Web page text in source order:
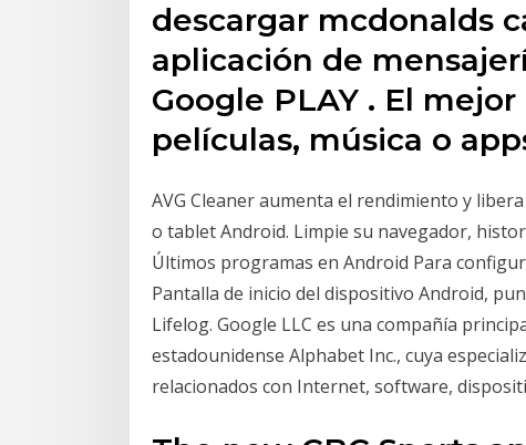
descargar mcdonalds
aplicación de
Google PLAY . El
películas, música o
AVG Cleaner aumenta el rendimiento y
o tablet Android. Limpie su navegador,
Últimos programas en Android Para
Pantalla de inicio del dispositivo Android,
Lifelog. Google LLC es una compañía
estadounidense Alphabet Inc., cuya
relacionados con Internet, software,